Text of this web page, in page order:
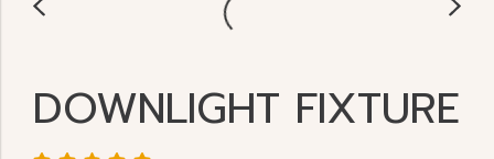
DOWNLIGHT FIXTURE